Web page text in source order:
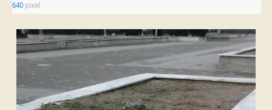
640pixel